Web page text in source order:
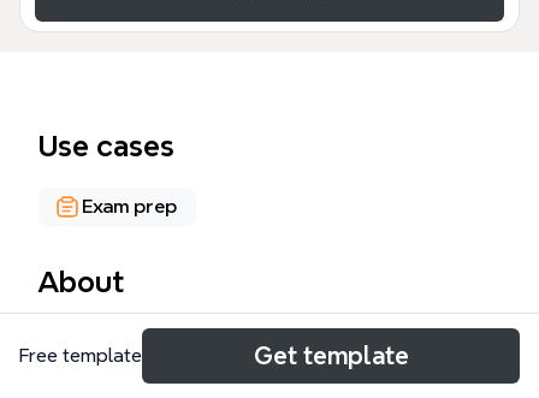
Use cases
Exam prep
About
El mapa mental 'ISABEL II: Reinado efectivo' cubre
las cuatro etapas clave del reinado efectivo de
Free template Get template